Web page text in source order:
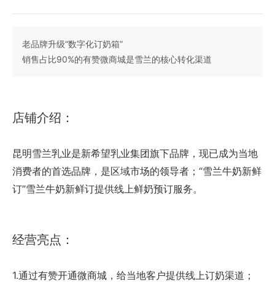
老品牌升级“数字化订奶箱”
销售占比90%的有赞微商城是雪兰的核心转化渠道
店铺介绍：
昆明雪兰乳业是新希望乳业集团旗下品牌，现已成为当地
消费者的首选品牌，是区域市场的领导者；“雪兰牛奶新鲜
订”雪兰牛奶新鲜订提供线上鲜奶预订服务。
经营亮点：
1.通过有赞开通微商城，给当地客户提供线上订奶渠道；